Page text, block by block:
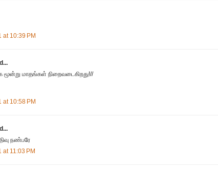
at 10:39 PM
மூன்று மாதங்கள் நிறைவடைகிறது!//
at 10:58 PM
நண்பரே
at 11:03 PM